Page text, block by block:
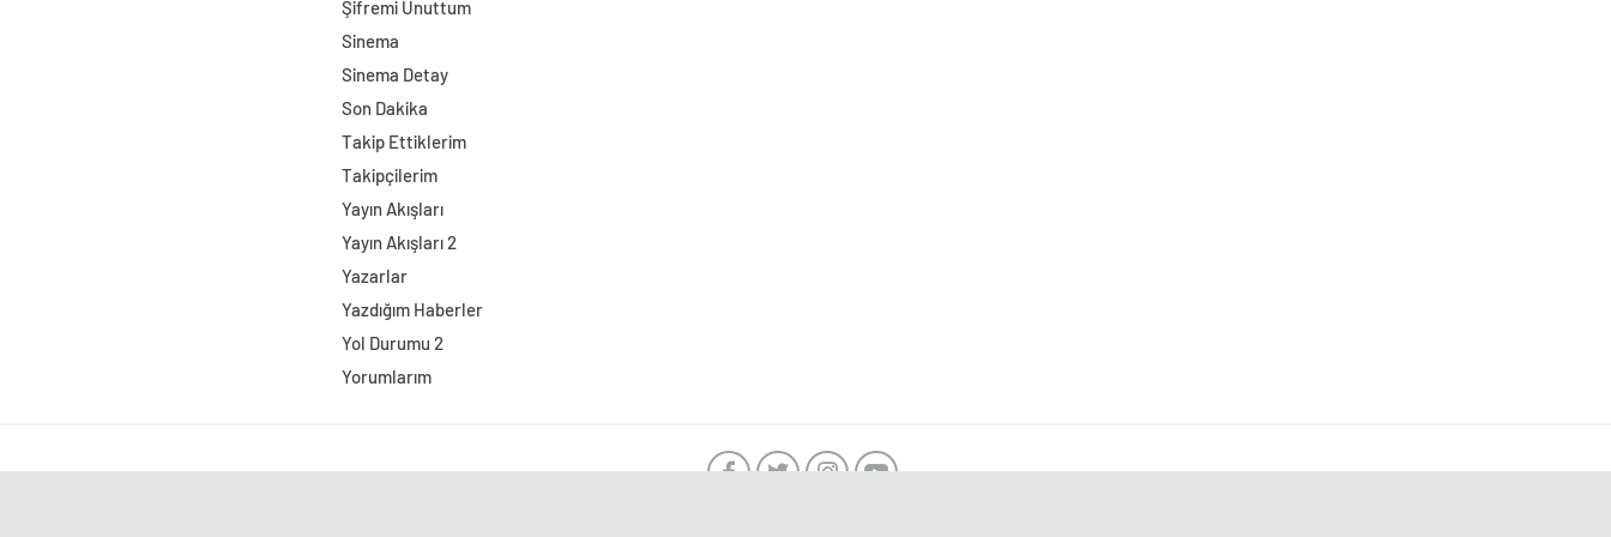
Şifremi Unuttum
Sinema
Sinema Detay
Son Dakika
Takip Ettiklerim
Takipçilerim
Yayın Akışları
Yayın Akışları 2
Yazarlar
Yazdığım Haberler
Yol Durumu 2
Yorumlarım